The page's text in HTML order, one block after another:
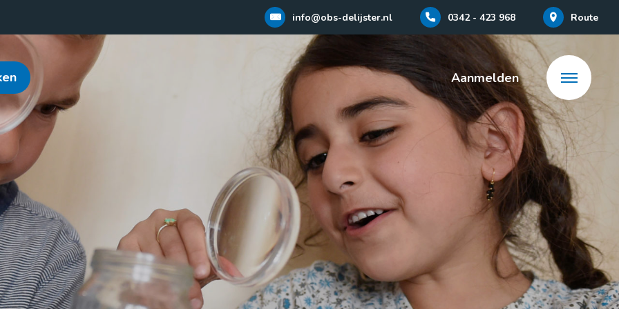
info@obs-delijster.nl 0342 - 423 968 Route
Aanmelden